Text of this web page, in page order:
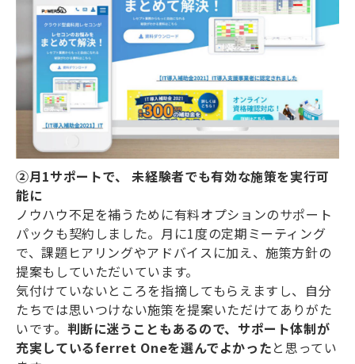
②月1サポートで、 未経験者でも有効な施策を実行可
能に
ノウハウ不足を補うために有料オプションのサポート
パックも契約しました。月に1度の定期ミーティング
で、課題ヒアリングやアドバイスに加え、施策方針の
提案もしていただいています。
気付けていないところを指摘してもらえますし、自分
たちでは思いつけない施策を提案いただけてありがた
いです。 判断に迷うこともあるので、サポート体制が
充実しているferret Oneを選んでよかったと思ってい